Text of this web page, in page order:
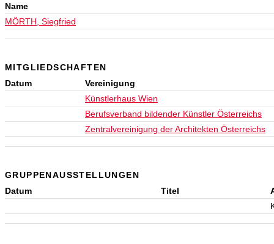
Name
MÖRTH, Siegfried
MITGLIEDSCHAFTEN
Datum
Vereinigung
Künstlerhaus Wien
Berufsverband bildender Künstler Österreichs
Zentralvereinigung der Architekten Österreichs
GRUPPENAUSSTELLUNGEN
Datum
Titel